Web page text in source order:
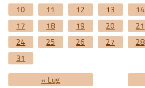
10
11 12 13 14
17
18 19 20 21
24
25 26 27 28
31
« Lug